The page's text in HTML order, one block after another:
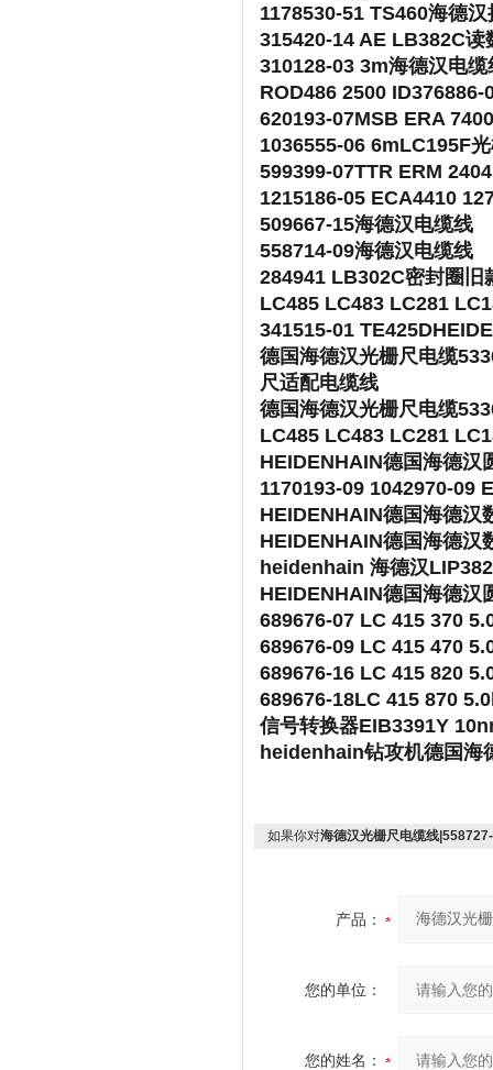
1178530-51 TS460海德汉
315420-14 AE LB382C读
310128-03 3m海德汉电缆
ROD486 2500 ID376886-
620193-07MSB ERA
1036555-06 6mLC195F
599399-07TTR ERM
1215186-05 ECA4410
509667-15海德汉电缆线
558714-09海德汉电缆线
284941 LB302C密封圈旧
LC485 LC483 LC281
341515-01
德国海德汉光栅尺电缆
尺适配电缆线
德国海德汉光栅尺电缆
LC485 LC483 LC281
HEIDENHAIN德国海德汉
1170193-09 1042970-09
HEIDENHAIN德国海德汉
HEIDENHAIN德国海德汉
heidenhain 海德汉
HEIDENHAIN德国海德汉
689676-07 LC 415 370
689676-09 LC 415 470
689676-16 LC 415 820
689676-18LC 415 870
信号转换器EIB3391Y
heidenhain钻攻机德国海
如果你对海德汉光栅尺电缆线
产品：
您的单位：
您的姓名：